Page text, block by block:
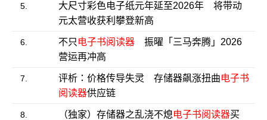
5.
大尺寸彩色电子纸元年延至2026年 将带动
元太营收获利攀登新高
6. 不只 电子书阅读器振曜「三马奔腾」2026
营运再冲高
7. 评析：价格传导失灵 存储器飙涨扭曲电子书
阅读器供应链
8. （独家）存储器之乱浇不熄电子书阅读器买